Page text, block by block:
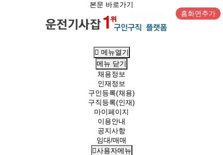
본문 바로가기
홈화면추가
메뉴열기
메뉴 닫기
채용정보
인재정보
구인등록(채용)
구직등록(인재)
마이페이지
이용안내
공지사항
임대/매매
사용자메뉴